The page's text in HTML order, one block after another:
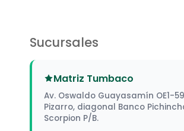
Sucursales
Matriz Tumbaco
Av. Oswaldo Guayasamín OE1-
Pizarro, diagonal Banco
Scorpion P/B.